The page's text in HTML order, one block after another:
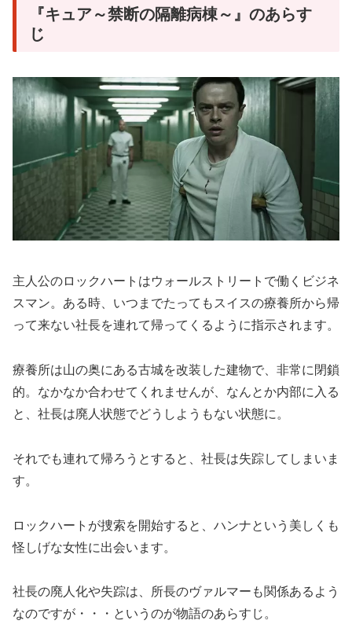
『キュア～禁断の隔離病棟～』のあらす
じ
主人公のロックハートはウォールストリートで働くビジネ
スマン。ある時、いつまでたってもスイスの療養所から帰
って来ない社長を連れて帰ってくるように指示されます。
療養所は山の奥にある古城を改装した建物で、非常に閉鎖
的。なかなか合わせてくれませんが、なんとか内部に入る
と、社長は廃人状態でどうしようもない状態に。
それでも連れて帰ろうとすると、社長は失踪してしまいま
す。
ロックハートが捜索を開始すると、ハンナという美しくも
怪しげな女性に出会います。
社長の廃人化や失踪は、所長のヴァルマーも関係あるよう
なのですが・・・というのが物語のあらすじ。